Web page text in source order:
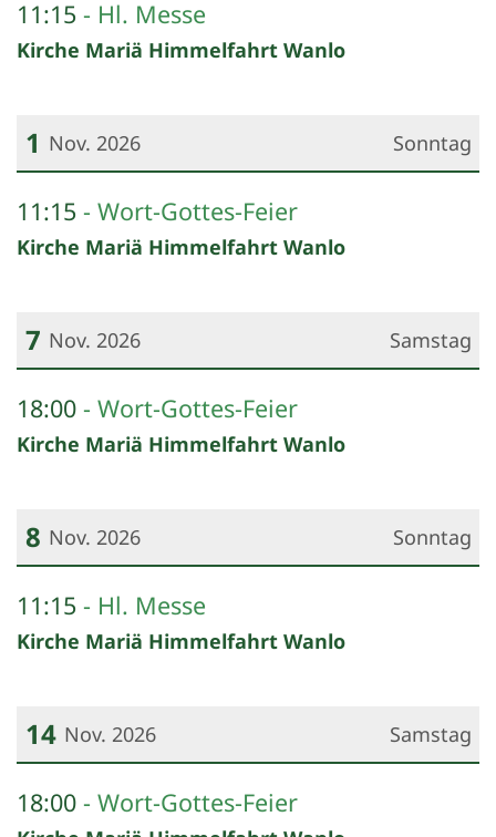
11:15 Hl. Messe
Kirche Mariä Himmelfahrt Wanlo
Sonntag
1 Nov. 2026
11:15 Wort-Gottes-Feier
Kirche Mariä Himmelfahrt Wanlo
Samstag
7 Nov. 2026
18:00 Wort-Gottes-Feier
Kirche Mariä Himmelfahrt Wanlo
Sonntag
8 Nov. 2026
11:15 Hl. Messe
Kirche Mariä Himmelfahrt Wanlo
Samstag
14 Nov. 2026
18:00 Wort-Gottes-Feier